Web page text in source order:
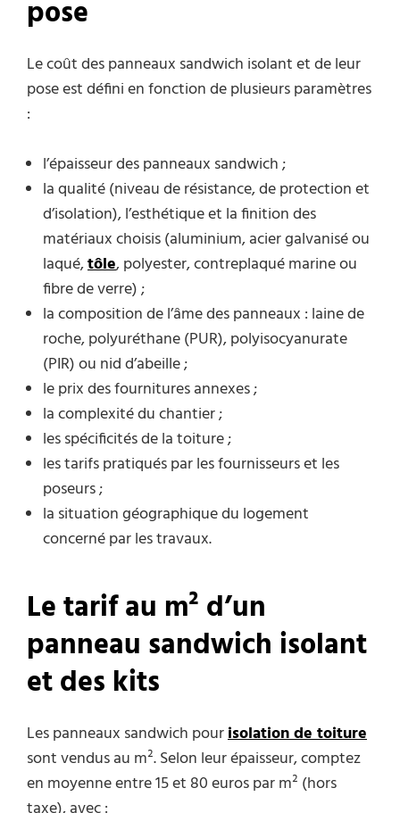
pose
Le coût des panneaux sandwich isolant et de leur
pose est défini en fonction de plusieurs paramètres
:
l’épaisseur des panneaux sandwich ;
la qualité (niveau de résistance, de protection et
d’isolation), l’esthétique et la finition des
matériaux choisis (aluminium, acier galvanisé ou
laqué,tôle, polyester, contreplaqué marine ou
fibre de verre) ;
la composition de l’âme des panneaux : laine de
roche, polyuréthane (PUR), polyisocyanurate
(PIR) ou nid d’abeille ;
le prix des fournitures annexes ;
la complexité du chantier ;
les spécificités de la toiture ;
les tarifs pratiqués par les fournisseurs et les
poseurs ;
la situation géographique du logement
concerné par les travaux.
Le tarif au m² d’un
panneau sandwich isolant
et des kits
Les panneaux sandwich pourisolation de toiture
sont vendus au m². Selon leur épaisseur, comptez
en moyenne entre 15 et 80 euros par m² (hors